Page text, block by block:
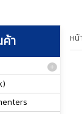
า หน้